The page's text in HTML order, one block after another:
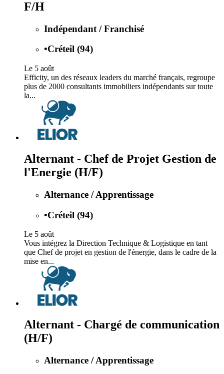
F/H
Indépendant / Franchisé
•Créteil (94)
Le 5 août
Efficity, un des réseaux leaders du marché français, regroupe
plus de 2000 consultants immobiliers indépendants sur toute
la...
Alternant - Chef de Projet Gestion de
l'Energie (H/F)
Alternance / Apprentissage
•Créteil (94)
Le 5 août
Vous intégrez la Direction Technique & Logistique en tant
que Chef de projet en gestion de l'énergie, dans le cadre de la
mise en...
Alternant - Chargé de communication
(H/F)
Alternance / Apprentissage